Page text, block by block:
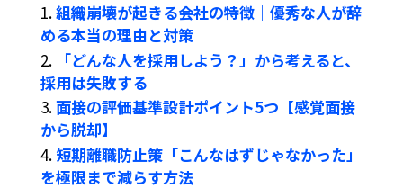
組織崩壊が起きる会社の特徴｜優秀な人が辞
める本当の理由と対策
「どんな人を採用しよう？」から考えると、
採用は失敗する
面接の評価基準設計ポイント5つ【感覚面接
から脱却】
短期離職防止策「こんなはずじゃなかった」
を極限まで減らす方法